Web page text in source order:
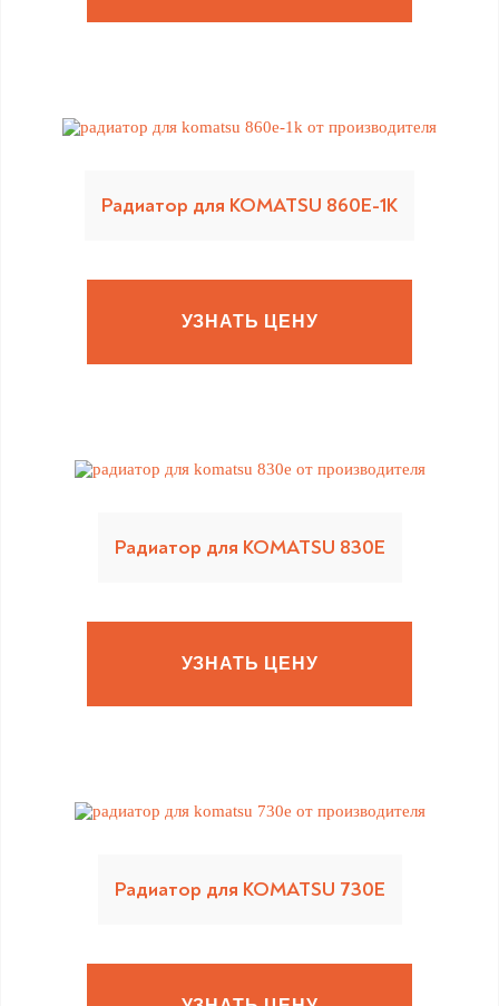
Радиатор для KOMATSU 860E-1K
УЗНАТЬ ЦЕНУ
Радиатор для KOMATSU 830E
УЗНАТЬ ЦЕНУ
Радиатор для KOMATSU 730E